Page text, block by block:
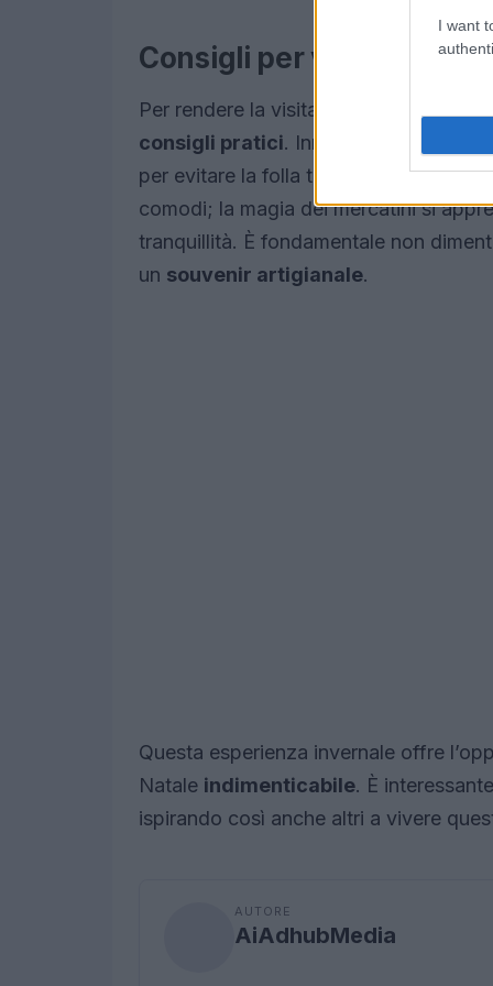
I want
Consigli per vivere al
Per rendere la visita ai mercatini di
consigli pratici. Innanzitutto, è
per evitare la folla tipica del fine
comodi; la magia dei mercatini si
tranquillità. È fondamentale non
un souvenir artigianale.
Questa esperienza invernale offre
Natale indimenticabile. È
ispirando così anche altri a vivere
AUTORE
AiAdhubMedia